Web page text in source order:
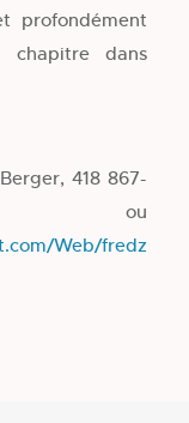
profondément
chapitre dans
418 867-
ou
Web/fredz